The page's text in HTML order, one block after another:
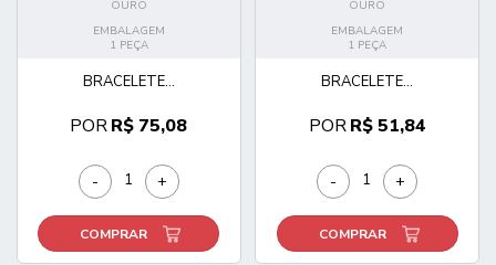
OURO
EMBALAGEM
1 PEÇA
BRACELETE...
PORR$ 75,08
- +
COMPRAR
OURO
EMBALAGEM
1 PEÇA
BRACELETE...
PORR$ 51,84
- +
COMPRAR